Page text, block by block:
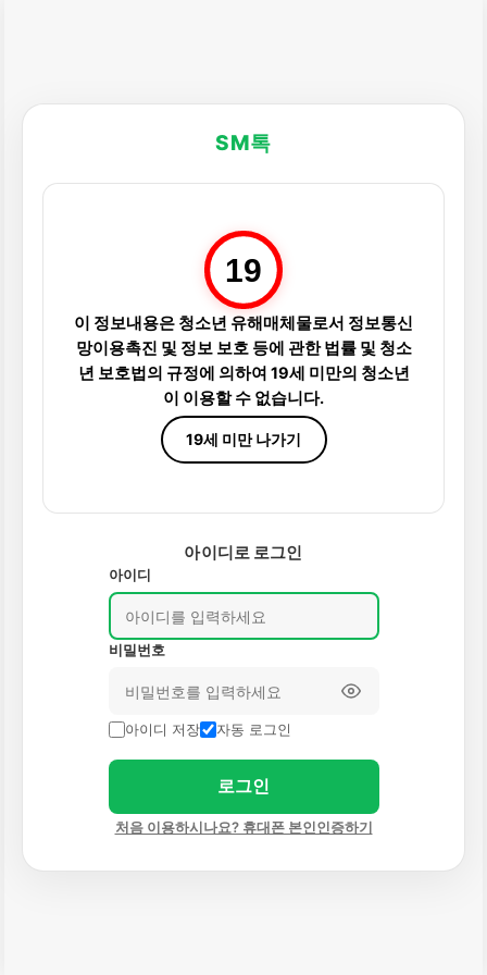
SM톡
19
이 정보내용은 청소년 유해매체물로서 정보통신
망이용촉진 및 정보 보호 등에 관한 법률 및 청소
년 보호법의 규정에 의하여 19세 미만의 청소년
이 이용할 수 없습니다.
19세 미만 나가기
아이디로 로그인
아이디
비밀번호
아이디 저장 자동 로그인
로그인
처음 이용하시나요? 휴대폰 본인인증하기